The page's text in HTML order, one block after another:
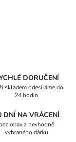
DORUČENÍ
skladem odesíláme do
24 hodin
DNÍ NA VRÁCENÍ
bez obav z nevhodně
vybraného dárku